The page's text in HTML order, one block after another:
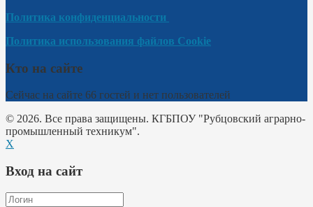
Политика конфиденциальности
Политика использования файлов Cookie
Кто на сайте
Сейчас на сайте 66 гостей и нет пользователей
© 2026. Все права защищены. КГБПОУ "Рубцовский аграрно-
промышленный техникум".
X
Вход на сайт